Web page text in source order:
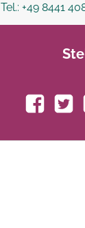
Tel.: +49 8441